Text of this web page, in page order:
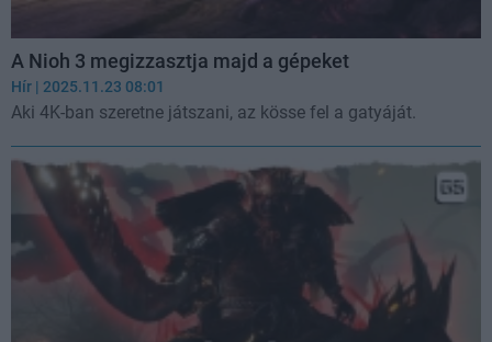
A Nioh 3 megizzasztja majd a gépeket
Hír | 2025.11.23 08:01
Aki 4K-ban szeretne játszani, az kösse fel a gatyáját.